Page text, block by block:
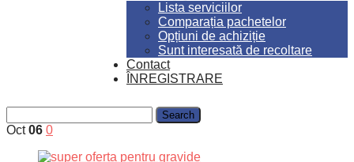
Lista serviciilor
Comparația pachetelor
Opțiuni de achiziție
Sunt interesată de recoltare
Contact
ÎNREGISTRARE
Oct06 0